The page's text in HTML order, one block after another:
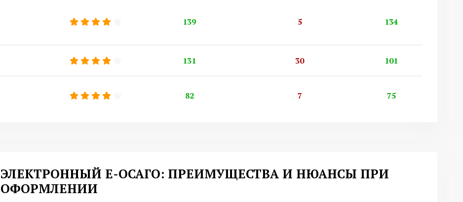
139 5 134
131 30 101
82 7 75
ЭЛЕКТРОННЫЙ E-ОСАГО: ПРЕИМУЩЕСТВА И НЮАНСЫ ПРИ
ОФОРМЛЕНИИ